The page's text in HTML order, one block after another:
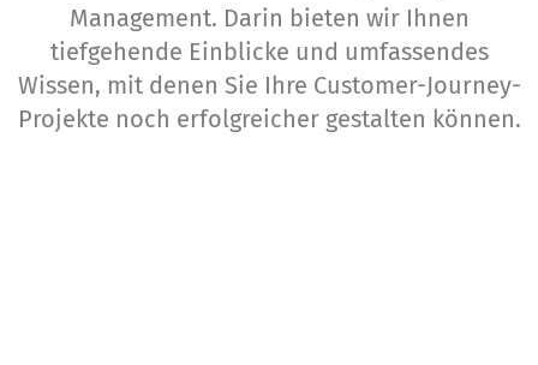
Management. Darin bieten wir Ihnen
tiefgehende Einblicke und umfassendes
Wissen, mit denen Sie Ihre Customer-Journey-
Projekte noch erfolgreicher gestalten können.